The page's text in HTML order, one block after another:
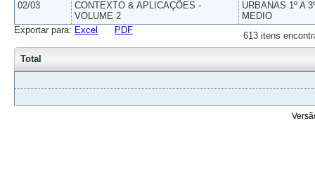
02/03
CONTEXTO & APLICAÇÕES -
VOLUME 2
URBANAS 1º A
MEDIO
613 itens
Exportar para: Excel PDF
Total